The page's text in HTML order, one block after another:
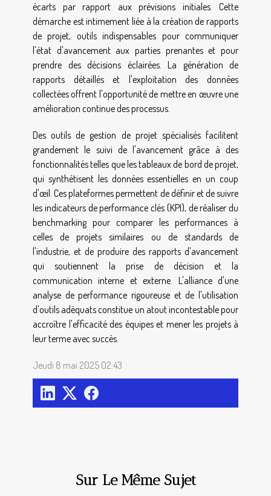
écarts par rapport aux prévisions initiales. Cette
démarche est intimement liée à la création de rapports
de projet, outils indispensables pour communiquer
l'état d'avancement aux parties prenantes et pour
prendre des décisions éclairées. La génération de
rapports détaillés et l'exploitation des données
collectées offrent l'opportunité de mettre en œuvre une
amélioration continue des processus.
Des outils de gestion de projet spécialisés facilitent
grandement le suivi de l'avancement grâce à des
fonctionnalités telles que les tableaux de bord de projet,
qui synthétisent les données essentielles en un coup
d'œil. Ces plateformes permettent de définir et de suivre
les indicateurs de performance clés (KPI), de réaliser du
benchmarking pour comparer les performances à
celles de projets similaires ou de standards de
l'industrie, et de produire des rapports d'avancement
qui soutiennent la prise de décision et la
communication interne et externe. L'alliance d'une
analyse de performance rigoureuse et de l'utilisation
d'outils adéquats constitue un atout incontestable pour
accroître l'efficacité des équipes et mener les projets à
leur terme avec succès.
Jeudi 8 mai 2025 02:43
Sur Le Même Sujet